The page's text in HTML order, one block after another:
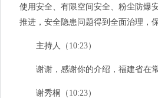
使用安全、有限空间安全、粉尘防爆
推进，安全隐患问题得到全面治理，
主持人（10:23）
谢谢，感谢你的介绍，福建省在常
谢秀桐（10:23）